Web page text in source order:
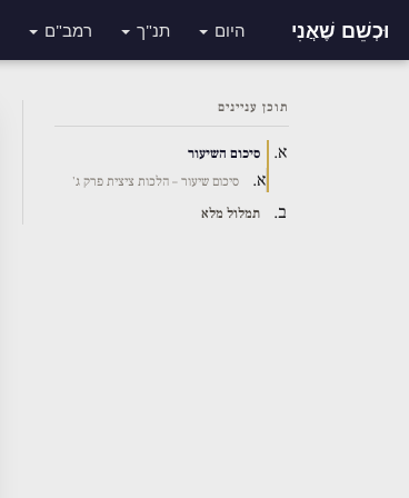
וּכְשֵׁם שֶׁאֲנִי היום תנ"ך רמב"ם
תוכן עניינים
סיכום השיעור
סיכום שיעור – הלכות ציצית פרק ג'
תמלול מלא